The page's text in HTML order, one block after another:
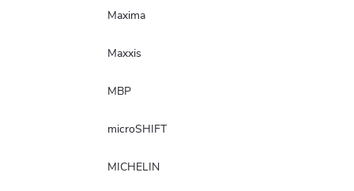
Maxima
Maxxis
MBP
microSHIFT
MICHELIN